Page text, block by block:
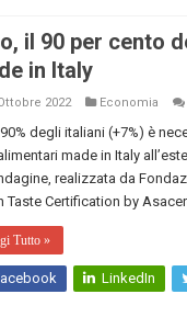
il 90 per cento
in Italy
2022 Economia
degli italiani (+7%) è
made in Italy
realizzata da
Taste Certification by
Tutto »
LinkedIn